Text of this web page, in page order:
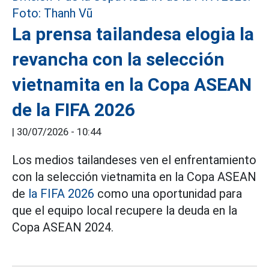
La prensa tailandesa elogia la
revancha con la selección
vietnamita en la Copa ASEAN
de la FIFA 2026
| 30/07/2026 - 10:44
Los medios tailandeses ven el enfrentamiento
con la selección vietnamita en la Copa ASEAN
de la FIFA 2026 como una oportunidad para
que el equipo local recupere la deuda en la
Copa ASEAN 2024.